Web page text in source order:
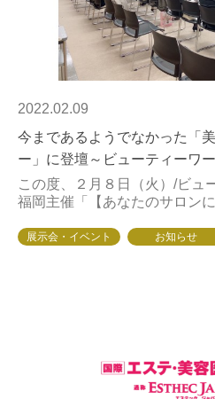
2022.02.09
今まであるようでなかった「
ー」に登壇～ビューティーワ
この度、２月８日（火）/ビュ
福岡主催「【あなたのサロン
ス…テクノロジーを知ることで
展示会・イベント お知らせ